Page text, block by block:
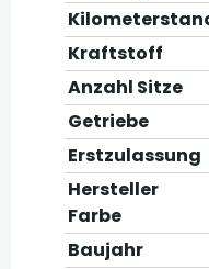
Kraftstoff
Anzahl Sitze
Getriebe
Erstzulassung
Hersteller
Farbe
Baujahr